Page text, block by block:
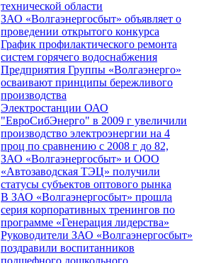
технической области
ЗАО «Волгаэнергосбыт» объявляет о
проведении открытого конкурса
График профилактического ремонта
систем горячего водоснабжения
Предприятия Группы «Волгаэнерго»
осваивают принципы бережливого
производства
Электростанции ОАО
"ЕвроСибЭнерго" в 2009 г увеличили
производство электроэнергии на 4
проц по сравнению с 2008 г до 82,
ЗАО «Волгаэнергосбыт» и ООО
«Автозаводская ТЭЦ» получили
статусы субъектов оптового рынка
В ЗАО «Волгаэнергосбыт» прошла
серия корпоративных тренингов по
программе «Генерация лидерства»
Руководители ЗАО «Волгаэнергосбыт»
поздравили воспитанников